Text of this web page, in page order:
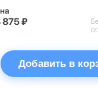
875 ₽
Добавить в